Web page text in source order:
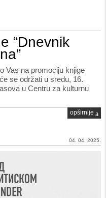
“Dnevnik
Vas na promociju knjige
se održati u sredu, 16.
u Centru za kulturnu
opširnije
04. 04. 2025.